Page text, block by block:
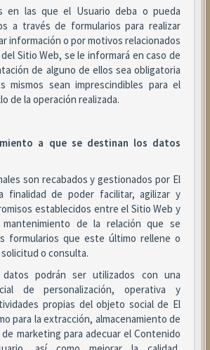
en las que el Usuario deba o pueda
a través de formularios para realizar
información o por motivos relacionados
Sitio Web, se le informará en caso de
de alguno de ellos sea obligatoria
mismos sean imprescindibles para el
de la operación realizada.
a que se destinan los datos
son recabados y gestionados por El
finalidad de poder facilitar, agilizar y
establecidos entre el Sitio Web y
de la relación que se
formularios que este último rellene o
o consulta.
datos podrán ser utilizados con una
de personalización, operativa y
propias del objeto social de El
para la extracción, almacenamiento de
marketing para adecuar el Contenido